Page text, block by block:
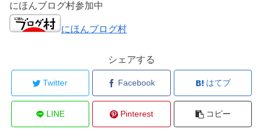
にほんブログ村参加中
にほんブログ村
シェアする
Twitter Facebook はてブ
LINE Pinterest コピー